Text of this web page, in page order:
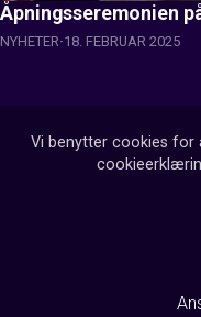
Åpningsseremonien
NYHETER 18. FEBRUAR 2025
Vi benytter cookies for